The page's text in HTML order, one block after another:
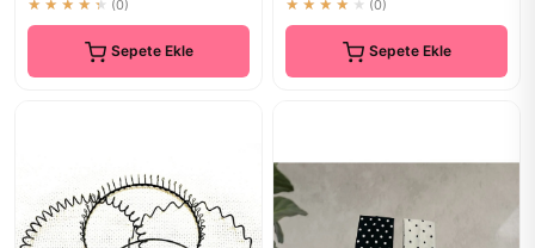
★★★★★ (0)
Sepete Ekle
★★★★★ (0)
Sepete Ekle